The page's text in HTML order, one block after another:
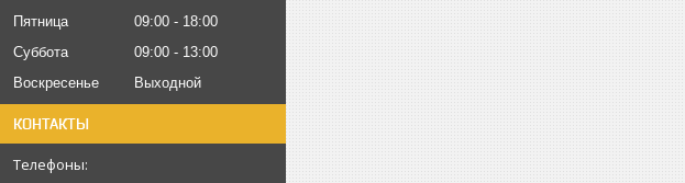
Пятница
09:00
18:00
Суббота
09:00
13:00
Воскресенье
Выходной
КОНТАКТЫ